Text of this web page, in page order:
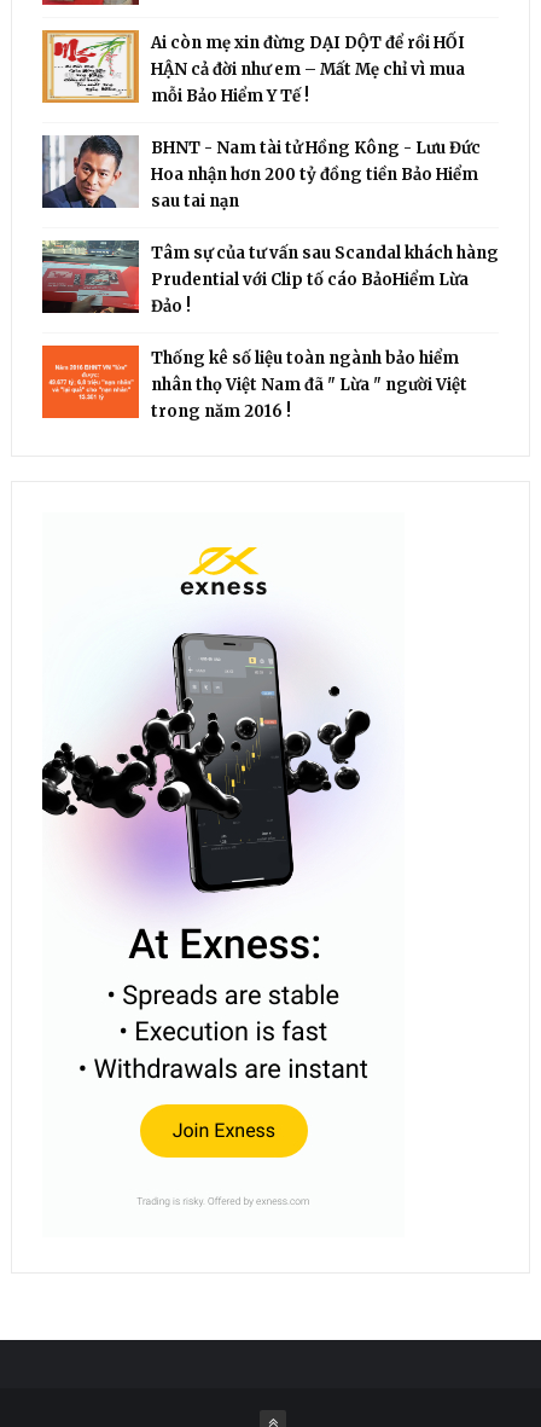
Ai còn mẹ xin đừng DẠI DỘT để rồi HỐI
HẬN cả đời như em – Mất Mẹ chỉ vì mua
mỗi Bảo Hiểm Y Tế !
BHNT - Nam tài tử Hồng Kông - Lưu Đức
Hoa nhận hơn 200 tỷ đồng tiền Bảo Hiểm
sau tai nạn
Tâm sự của tư vấn sau Scandal khách hàng
Prudential với Clip tố cáo BảoHiểm Lừa
Đảo !
Thống kê số liệu toàn ngành bảo hiểm
nhân thọ Việt Nam đã " Lừa " người Việt
trong năm 2016 !